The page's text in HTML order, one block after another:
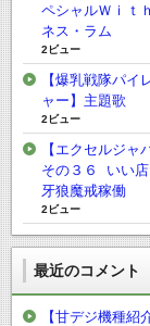
ペシャルＷｉｔ
ネス・ラム
2ビュー
【爆乳戦隊パイ
ャー】主題歌
2ビュー
【エクセルジャ
その３６ いい店
牙狼魔戒稼働
2ビュー
最近のコメント
【甘デジ機種紹